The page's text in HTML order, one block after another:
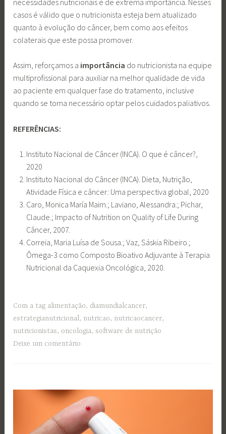
casos é válido que o nutricionista esteja bem atualizado
quanto à evolução do câncer, bem como aos efeitos
colaterais que este possa promover.
Assim, reforçamos a importância do nutricionista na equipe
multiprofissional para auxiliar na melhor qualidade de vida
ao paciente em qualquer fase do tratamento, inclusive
quando se torna necessário optar pelos cuidados paliativos.
REFERÊNCIAS:
Instituto Nacional de Câncer (INCA). O que é câncer?,
2020
Instituto Nacional do Câncer (INCA). Dieta, Nutrição,
Atividade Física e câncer: Uma perspectiva global, 2020
Caro, Monica María Maim.; Laviano, Alessandra.; Pichar,
Claude.; Impacto of Nutrition on Quality of Life During
Câncer, 2007.
Correia, Maria Luísa de Sousa.; Vaz, Sáskia Ribeiro.;
Ômega-3 como Composto Bioativo Adjuvante à Terapia
Nutricional da Caquexia Oncológica, 2020.
Com a tag alimentação, diamundialcancer,
estrategianutricional, nutricao, nutricaocancer,
nutricionistas, oncologia,software de nutrição
Deixe um comentário